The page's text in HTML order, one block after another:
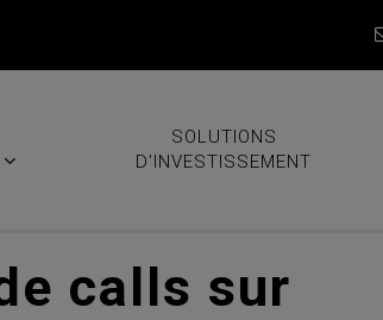
SOLUTIONS
D’INVESTISSEMENT
calls sur